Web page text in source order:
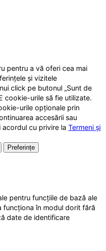
pentru a vă oferi cea mai
și vizitele
click pe butonul „Sunt de
cookie-urile să fie utilizate.
urile opționale prin
accesării sau
cu privire la Termeni și
Preferințe
pentru funcțiile de bază ale
în modul dorit fără
date de identificare